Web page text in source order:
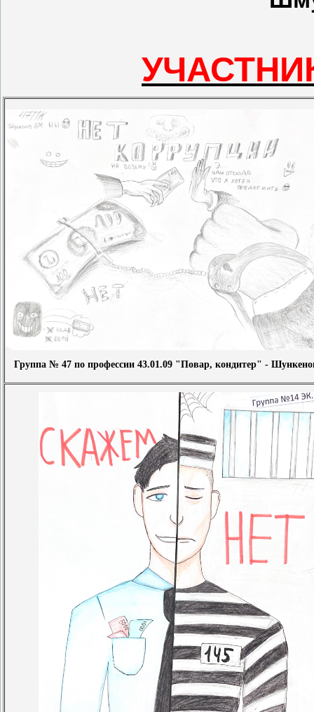
Группа № 47 по профессии 43.01.09 "Повар, кондитер" -